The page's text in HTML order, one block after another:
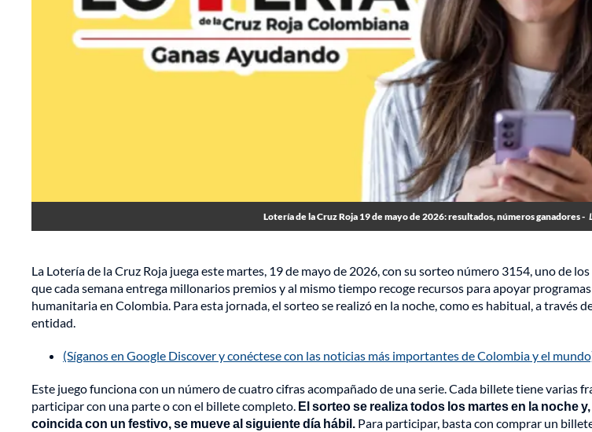
Lotería de la Cruz Roja 19 de mayo de 2026: resultados, números ganadores -
La Lotería de la Cruz Roja juega este martes, 19 de mayo de 2026, con su sorteo número 3154, uno de
que cada semana entrega millonarios premios y al mismo tiempo recoge recursos para apoyar
humanitaria en Colombia. Para esta jornada, el sorteo se realizó en la noche, como es habitual, a través
entidad.
(Síganos en Google Discover y conéctese con las noticias más importantes de Colombia y el
Este juego funciona con un número de cuatro cifras acompañado de una serie. Cada billete tiene varias
participar con una parte o con el billete completo. El sorteo se realiza todos los martes en la noche
coincida con un festivo, se mueve al siguiente día hábil. Para participar, basta con comprar un